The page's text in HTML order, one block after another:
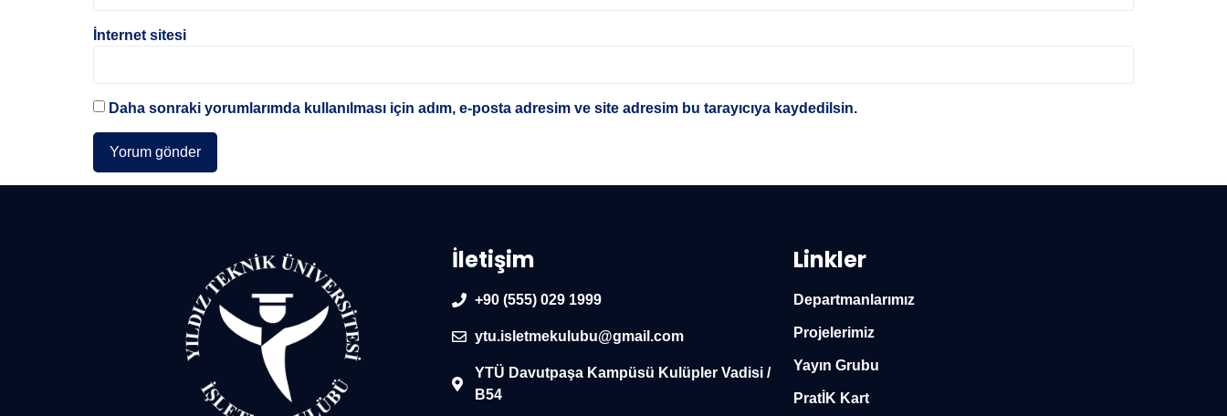
İnternet sitesi
Daha sonraki yorumlarımda kullanılması için adım, e-posta adresim ve site adresim bu tarayıcıya kaydedilsin.
İletişim
+90 (555) 029 1999
ytu.isletmekulubu@gmail.com
YTÜ Davutpaşa Kampüsü Kulüpler Vadisi /
B54
Linkler
Departmanlarımız
Projelerimiz
Yayın Grubu
PratİK Kart